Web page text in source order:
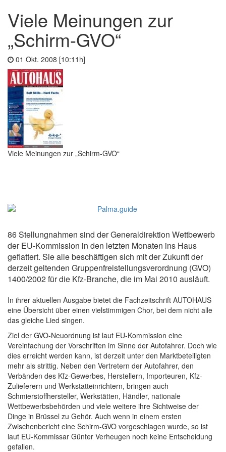
Viele Meinungen zur
„Schirm-GVO“
01 Okt. 2008 [10:11h]
Viele Meinungen zur „Schirm-GVO“
86 Stellungnahmen sind der Generaldirektion Wettbewerb
der EU-Kommission in den letzten Monaten ins Haus
geflattert. Sie alle beschäftigen sich mit der Zukunft der
derzeit geltenden Gruppenfreistellungsverordnung (GVO)
1400/2002 für die Kfz-Branche, die im Mai 2010 ausläuft.
In ihrer aktuellen Ausgabe bietet die Fachzeitschrift AUTOHAUS
eine Übersicht über einen vielstimmigen Chor, bei dem nicht alle
das gleiche Lied singen.
Ziel der GVO-Neuordnung ist laut EU-Kommission eine
Vereinfachung der Vorschriften im Sinne der Autofahrer. Doch wie
dies erreicht werden kann, ist derzeit unter den Marktbeteiligten
mehr als strittig. Neben den Vertretern der Autofahrer, den
Verbänden des Kfz-Gewerbes, Herstellern, Importeuren, Kfz-
Zulieferern und Werkstatteinrichtern, bringen auch
Schmierstoffhersteller, Werkstätten, Händler, nationale
Wettbewerbsbehörden und viele weitere ihre Sichtweise der
Dinge in Brüssel zu Gehör. Auch wenn in einem ersten
Zwischenbericht eine Schirm-GVO vorgeschlagen wurde, so ist
laut EU-Kommissar Günter Verheugen noch keine Entscheidung
gefallen.